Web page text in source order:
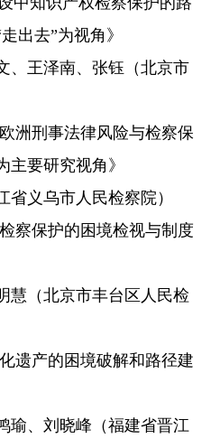
出去”为视角》
王泽南、张钰（北京市
刑事法律风险与检察保
要研究视角》
义乌市人民检察院）
保护的困境检视与制度
（北京市丰台区人民检
产的困境破解和路径建
、刘晓峰（福建省晋江